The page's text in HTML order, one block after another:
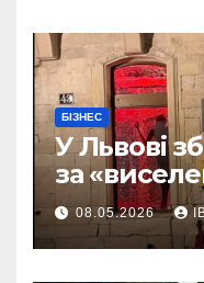
БІЗНЕС
У Львові
за
із центру
08.05.2026